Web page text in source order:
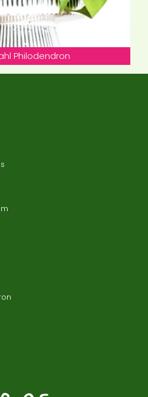
Philodendron